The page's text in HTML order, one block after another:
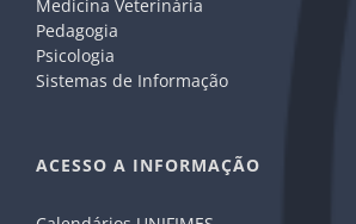
Medicina Veterinária
Pedagogia
Psicologia
Sistemas de Informação
ACESSO A INFORMAÇÃO